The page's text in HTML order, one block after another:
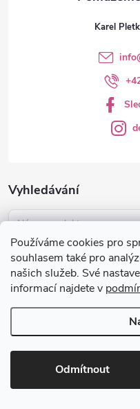
Používáme cookies pro
souhlasem také pro
našich služeb. Své
informací najdete v
Odmítnout
Vyhledávání
Nákupní košík
0
Karel
info
Copyright 2026dental-